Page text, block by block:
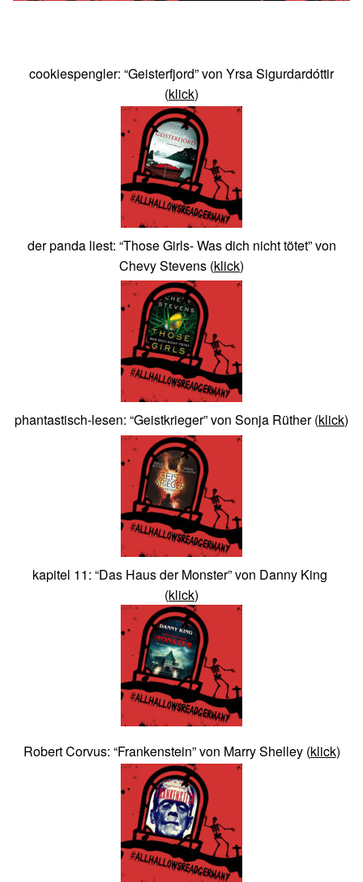
cookiespengler: “Geisterfjord” von Yrsa Sigurdardóttir
(klick)
der panda liest: “Those Girls- Was dich nicht tötet” von
Chevy Stevens (klick)
phantastisch-lesen: “Geistkrieger” von Sonja Rüther(klick)
kapitel 11: “Das Haus der Monster” von Danny King
(klick)
Robert Corvus: “Frankenstein” von Marry Shelley (klick)